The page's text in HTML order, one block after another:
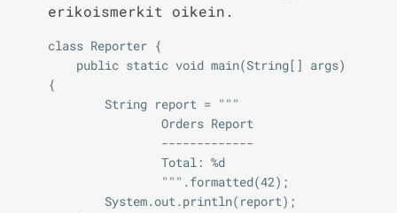
erikoismerkit oikein.
class Reporter {
{